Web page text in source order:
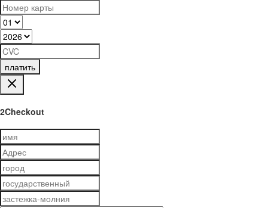
платить
2Checkout